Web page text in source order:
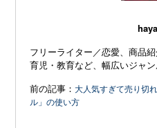
フリーライター／恋愛、商品
育児・教育など、幅広いジャン
前の記事：大人気すぎて売り切
ル」の使い方